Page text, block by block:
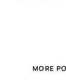
MORE